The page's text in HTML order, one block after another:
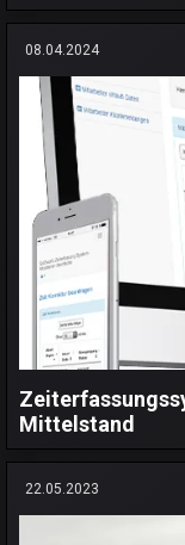
08.04.2024
Mittelstand
22.05.2023